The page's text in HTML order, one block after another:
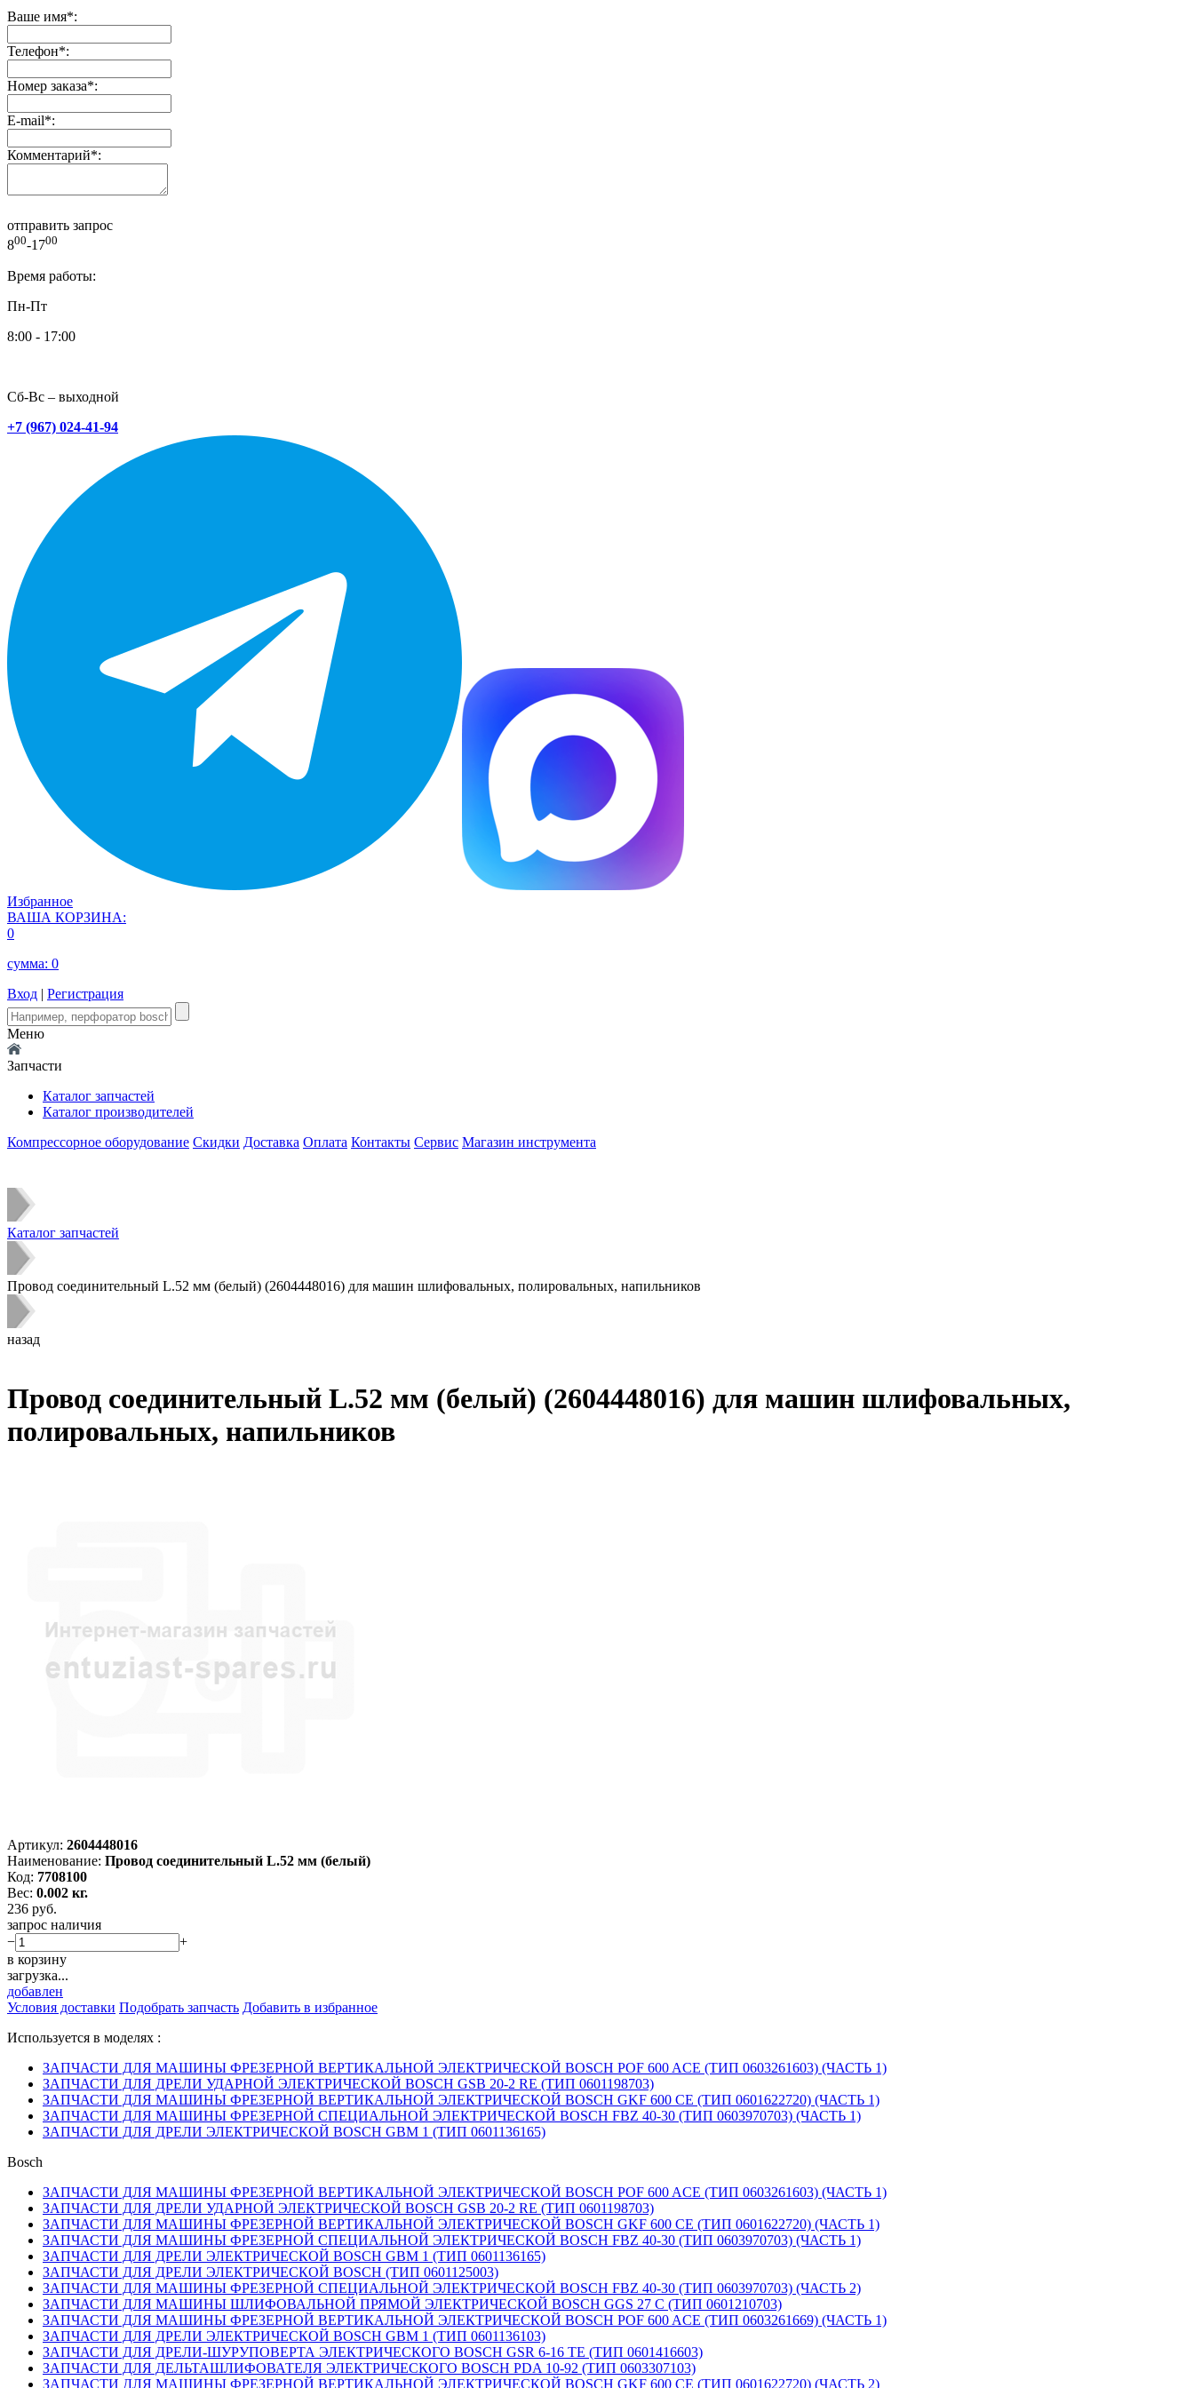
Ваше имя*:
Телефон*:
Номер заказа*:
E-mail*:
Комментарий*:
отправить запрос
800-1700
Время работы:
Пн-Пт
8:00 - 17:00
Сб-Вс – выходной
+7 (967) 024-41-94
Избранное
ВАША КОРЗИНА:
0
сумма: 0
Вход | Регистрация
Меню
Запчасти
Каталог запчастей
Каталог производителей
Компрессорное оборудование Скидки Доставка Оплата Контакты Сервис Магазин инструмента
Каталог запчастей
Провод соединительный L.52 мм (белый) (2604448016) для машин шлифовальных, полировальных, напильников
назад
Провод соединительный L.52 мм (белый) (2604448016) для машин шлифовальных,
полировальных, напильников
Артикул: 2604448016
Наименование: Провод соединительный L.52 мм (белый)
Код: 7708100
Вес: 0.002 кг.
236 руб.
запрос наличия
−
+
в корзину
загрузка...
добавлен
Условия доставки Подобрать запчасть Добавить в избранное
Используется в моделях :
ЗАПЧАСТИ ДЛЯ МАШИНЫ ФРЕЗЕРНОЙ ВЕРТИКАЛЬНОЙ ЭЛЕКТРИЧЕСКОЙ BOSCH POF 600 ACE (ТИП 0603261603) (ЧАСТЬ 1)
ЗАПЧАСТИ ДЛЯ ДРЕЛИ УДАРНОЙ ЭЛЕКТРИЧЕСКОЙ BOSCH GSB 20-2 RE (ТИП 0601198703)
ЗАПЧАСТИ ДЛЯ МАШИНЫ ФРЕЗЕРНОЙ ВЕРТИКАЛЬНОЙ ЭЛЕКТРИЧЕСКОЙ BOSCH GKF 600 CE (ТИП 0601622720) (ЧАСТЬ 1)
ЗАПЧАСТИ ДЛЯ МАШИНЫ ФРЕЗЕРНОЙ СПЕЦИАЛЬНОЙ ЭЛЕКТРИЧЕСКОЙ BOSCH FBZ 40-30 (ТИП 0603970703) (ЧАСТЬ 1)
ЗАПЧАСТИ ДЛЯ ДРЕЛИ ЭЛЕКТРИЧЕСКОЙ BOSCH GBM 1 (ТИП 0601136165)
Bosch
ЗАПЧАСТИ ДЛЯ МАШИНЫ ФРЕЗЕРНОЙ ВЕРТИКАЛЬНОЙ ЭЛЕКТРИЧЕСКОЙ BOSCH POF 600 ACE (ТИП 0603261603) (ЧАСТЬ 1)
ЗАПЧАСТИ ДЛЯ ДРЕЛИ УДАРНОЙ ЭЛЕКТРИЧЕСКОЙ BOSCH GSB 20-2 RE (ТИП 0601198703)
ЗАПЧАСТИ ДЛЯ МАШИНЫ ФРЕЗЕРНОЙ ВЕРТИКАЛЬНОЙ ЭЛЕКТРИЧЕСКОЙ BOSCH GKF 600 CE (ТИП 0601622720) (ЧАСТЬ 1)
ЗАПЧАСТИ ДЛЯ МАШИНЫ ФРЕЗЕРНОЙ СПЕЦИАЛЬНОЙ ЭЛЕКТРИЧЕСКОЙ BOSCH FBZ 40-30 (ТИП 0603970703) (ЧАСТЬ 1)
ЗАПЧАСТИ ДЛЯ ДРЕЛИ ЭЛЕКТРИЧЕСКОЙ BOSCH GBM 1 (ТИП 0601136165)
ЗАПЧАСТИ ДЛЯ ДРЕЛИ ЭЛЕКТРИЧЕСКОЙ BOSCH (ТИП 0601125003)
ЗАПЧАСТИ ДЛЯ МАШИНЫ ФРЕЗЕРНОЙ СПЕЦИАЛЬНОЙ ЭЛЕКТРИЧЕСКОЙ BOSCH FBZ 40-30 (ТИП 0603970703) (ЧАСТЬ 2)
ЗАПЧАСТИ ДЛЯ МАШИНЫ ШЛИФОВАЛЬНОЙ ПРЯМОЙ ЭЛЕКТРИЧЕСКОЙ BOSCH GGS 27 C (ТИП 0601210703)
ЗАПЧАСТИ ДЛЯ МАШИНЫ ФРЕЗЕРНОЙ ВЕРТИКАЛЬНОЙ ЭЛЕКТРИЧЕСКОЙ BOSCH POF 600 ACE (ТИП 0603261669) (ЧАСТЬ 1)
ЗАПЧАСТИ ДЛЯ ДРЕЛИ ЭЛЕКТРИЧЕСКОЙ BOSCH GBM 1 (ТИП 0601136103)
ЗАПЧАСТИ ДЛЯ ДРЕЛИ-ШУРУПОВЕРТА ЭЛЕКТРИЧЕСКОГО BOSCH GSR 6-16 TE (ТИП 0601416603)
ЗАПЧАСТИ ДЛЯ ДЕЛЬТАШЛИФОВАТЕЛЯ ЭЛЕКТРИЧЕСКОГО BOSCH PDA 10-92 (ТИП 0603307103)
ЗАПЧАСТИ ДЛЯ МАШИНЫ ФРЕЗЕРНОЙ ВЕРТИКАЛЬНОЙ ЭЛЕКТРИЧЕСКОЙ BOSCH GKF 600 CE (ТИП 0601622720) (ЧАСТЬ 2)